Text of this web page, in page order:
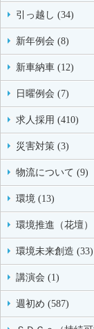
引っ越し (34)
新年例会 (8)
新車納車 (12)
日曜例会 (7)
求人採用 (410)
災害対策 (3)
物流について (9)
環境 (13)
環境推進（花壇
環境未来創造 (33)
講演会 (1)
週初め (587)